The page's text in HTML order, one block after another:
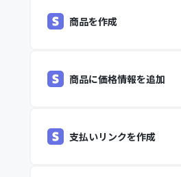
商品を作成
商品に価格情報を追加
支払いリンクを作成